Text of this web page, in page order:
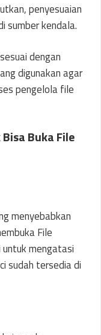
penyesuaian
sumber kendala.
dengan
digunakan agar
pengelola file
Buka File
menyebabkan
File
mengatasi
sudah tersedia di